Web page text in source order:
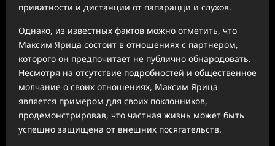
приватности и дистанции от папарацци и слухов.
Однако, из известных фактов можно отметить, что
Максим Ярица состоит в отношениях с партнером,
которого он предпочитает не публично обнародовать.
Несмотря на отсутствие подробностей и общественное
молчание о своих отношениях, Максим Ярица
является примером для своих поклонников,
продемонстрировав, что частная жизнь может быть
успешно защищена от внешних посягательств.